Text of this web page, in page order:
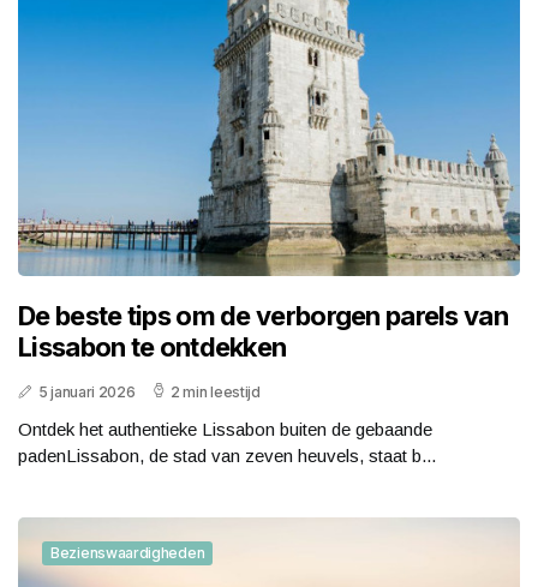
De beste tips om de verborgen parels van
Lissabon te ontdekken
5 januari 2026 2 min leestijd
Ontdek het authentieke Lissabon buiten de gebaande
padenLissabon, de stad van zeven heuvels, staat b...
Bezienswaardigheden